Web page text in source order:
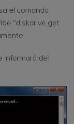
el comando
"diskdrive get
informará del